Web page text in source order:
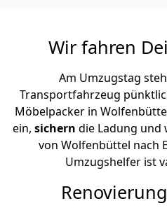
Wir fahren
Am Umzugstag
Transportfahrzeug
Möbelpacker in
ein, sichern die Ladung und
von Wolfenbüttel nach
Umzugshelfer ist